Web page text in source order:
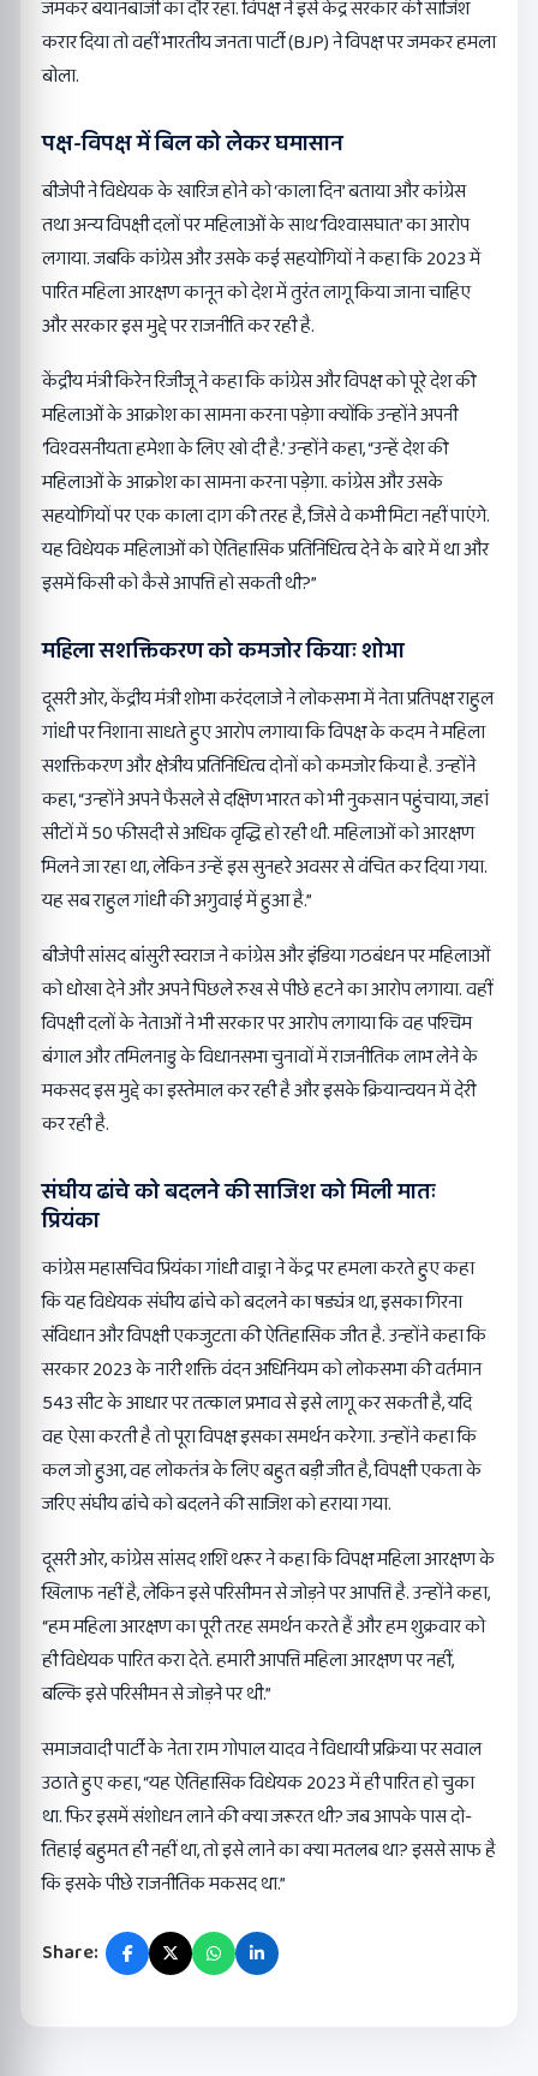
जमकर बयानबाजी का दौर रहा. विपक्ष ने इसे केंद्र सरकार की साजिश
करार दिया तो वहीं भारतीय जनता पार्टी (BJP) ने विपक्ष पर जमकर हमला
बोला.
पक्ष-विपक्ष में बिल को लेकर घमासान
बीजेपी ने विधेयक के खारिज होने को ‘काला दिन’ बताया और कांग्रेस
तथा अन्य विपक्षी दलों पर महिलाओं के साथ ‘विश्वासघात’ का आरोप
लगाया. जबकि कांग्रेस और उसके कई सहयोगियों ने कहा कि 2023 में
पारित महिला आरक्षण कानून को देश में तुरंत लागू किया जाना चाहिए
और सरकार इस मुद्दे पर राजनीति कर रही है.
केंद्रीय मंत्री किरेन रिजीजू ने कहा कि कांग्रेस और विपक्ष को पूरे देश की
महिलाओं के आक्रोश का सामना करना पड़ेगा क्योंकि उन्होंने अपनी
‘विश्वसनीयता हमेशा के लिए खो दी है.’ उन्होंने कहा, “उन्हें देश की
महिलाओं के आक्रोश का सामना करना पड़ेगा. कांग्रेस और उसके
सहयोगियों पर एक काला दाग की तरह है, जिसे वे कभी मिटा नहीं पाएंगे.
यह विधेयक महिलाओं को ऐतिहासिक प्रतिनिधित्व देने के बारे में था और
इसमें किसी को कैसे आपत्ति हो सकती थी?”
महिला सशक्तिकरण को कमजोर कियाः शोभा
दूसरी ओर, केंद्रीय मंत्री शोभा करंदलाजे ने लोकसभा में नेता प्रतिपक्ष राहुल
गांधी पर निशाना साधते हुए आरोप लगाया कि विपक्ष के कदम ने महिला
सशक्तिकरण और क्षेत्रीय प्रतिनिधित्व दोनों को कमजोर किया है. उन्होंने
कहा, “उन्होंने अपने फैसले से दक्षिण भारत को भी नुकसान पहुंचाया, जहां
सीटों में 50 फीसदी से अधिक वृद्धि हो रही थी. महिलाओं को आरक्षण
मिलने जा रहा था, लेकिन उन्हें इस सुनहरे अवसर से वंचित कर दिया गया.
यह सब राहुल गांधी की अगुवाई में हुआ है.”
बीजेपी सांसद बांसुरी स्वराज ने कांग्रेस और इंडिया गठबंधन पर महिलाओं
को धोखा देने और अपने पिछले रुख से पीछे हटने का आरोप लगाया. वहीं
विपक्षी दलों के नेताओं ने भी सरकार पर आरोप लगाया कि वह पश्चिम
बंगाल और तमिलनाडु के विधानसभा चुनावों में राजनीतिक लाभ लेने के
मकसद इस मुद्दे का इस्तेमाल कर रही है और इसके क्रियान्वयन में देरी
कर रही है.
संघीय ढांचे को बदलने की साजिश को मिली मातः
प्रियंका
कांग्रेस महासचिव प्रियंका गांधी वाड्रा ने केंद्र पर हमला करते हुए कहा
कि यह विधेयक संघीय ढांचे को बदलने का षड्यंत्र था, इसका गिरना
संविधान और विपक्षी एकजुटता की ऐतिहासिक जीत है. उन्होंने कहा कि
सरकार 2023 के नारी शक्ति वंदन अधिनियम को लोकसभा की वर्तमान
543 सीट के आधार पर तत्काल प्रभाव से इसे लागू कर सकती है, यदि
वह ऐसा करती है तो पूरा विपक्ष इसका समर्थन करेगा. उन्होंने कहा कि
कल जो हुआ, वह लोकतंत्र के लिए बहुत बड़ी जीत है, विपक्षी एकता के
जरिए संघीय ढांचे को बदलने की साजिश को हराया गया.
दूसरी ओर, कांग्रेस सांसद शशि थरूर ने कहा कि विपक्ष महिला आरक्षण के
खिलाफ नहीं है, लेकिन इसे परिसीमन से जोड़ने पर आपत्ति है. उन्होंने कहा,
“हम महिला आरक्षण का पूरी तरह समर्थन करते हैं और हम शुक्रवार को
ही विधेयक पारित करा देते. हमारी आपत्ति महिला आरक्षण पर नहीं,
बल्कि इसे परिसीमन से जोड़ने पर थी.”
समाजवादी पार्टी के नेता राम गोपाल यादव ने विधायी प्रक्रिया पर सवाल
उठाते हुए कहा, “यह ऐतिहासिक विधेयक 2023 में ही पारित हो चुका
था. फिर इसमें संशोधन लाने की क्या जरूरत थी? जब आपके पास दो-
तिहाई बहुमत ही नहीं था, तो इसे लाने का क्या मतलब था? इससे साफ है
कि इसके पीछे राजनीतिक मकसद था.”
Share: